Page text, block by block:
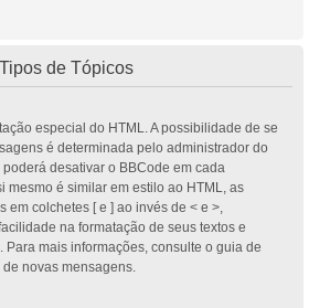
de Tópicos
especial do HTML. A possibilidade de se
é determinada pelo administrador do
desativar o BBCode em cada
mesmo é similar em estilo ao HTML, as
em colchetes [ e ] ao invés de < e >,
na formatação de seus textos e
Para mais informações, consulte o guia de
novas mensagens.